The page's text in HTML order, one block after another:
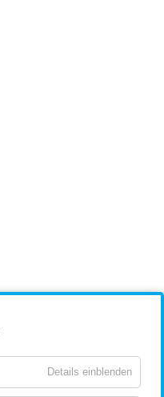
Details einblenden